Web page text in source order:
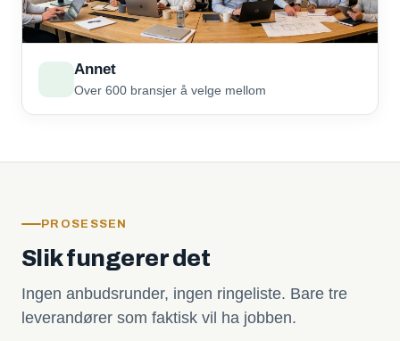
Annet
Over 600 bransjer å velge mellom
PROSESSEN
Slik fungerer det
Ingen anbudsrunder, ingen ringeliste. Bare tre
leverandører som faktisk vil ha jobben.